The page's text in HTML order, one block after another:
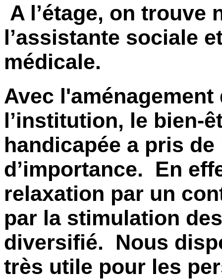
A l’étage, on trouve
l’assistante sociale
médicale.
Avec l'aménagement
l’institution, le bien-
handicapée a pris
d’importance. En
relaxation par un
par la stimulation
diversifié. Nous
très utile pour les